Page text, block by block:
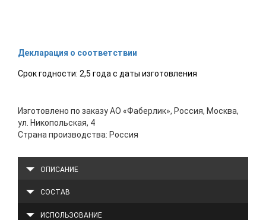
Декларация о соответствии
Срок годности: 2,5 года с даты изготовления
Изготовлено по заказу АО «Фаберлик», Россия, Москва,
ул. Никопольская, 4
Страна производства: Россия
ОПИСАНИЕ
СОСТАВ
ИСПОЛЬЗОВАНИЕ